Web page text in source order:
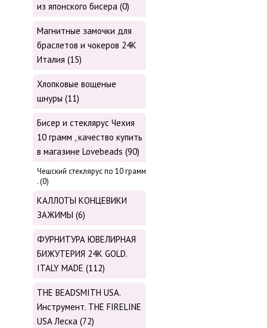
из японского бисера (0)
Магнитные замочки для
браслетов и чокеров 24К
Италия (15)
Хлопковые вощеные
шнуры (11)
Бисер и стеклярус Чехия
10 грамм , качество купить
в магазине Lovebeads (90)
Чешский стеклярус по 10 грамм
. (0)
КАЛЛОТЫ КОНЦЕВИКИ
ЗАЖИМЫ (6)
ФУРНИТУРА ЮВЕЛИРНАЯ
БИЖУТЕРИЯ 24К GOLD.
ITALY MADE (112)
THE BEADSMITH USA.
Инструмент. THE FIRELINE
USA Леска (72)